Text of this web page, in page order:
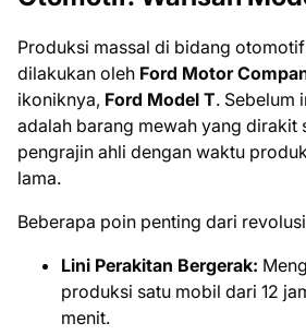
Produksi massal di bidang
dilakukan oleh Ford Motor
ikoniknya, Ford Model T. Sebelum
adalah barang mewah yang dirakit
pengrajin ahli dengan waktu
lama.
Beberapa poin penting dari
Lini Perakitan Bergerak:
produksi satu mobil dari 12
menit.